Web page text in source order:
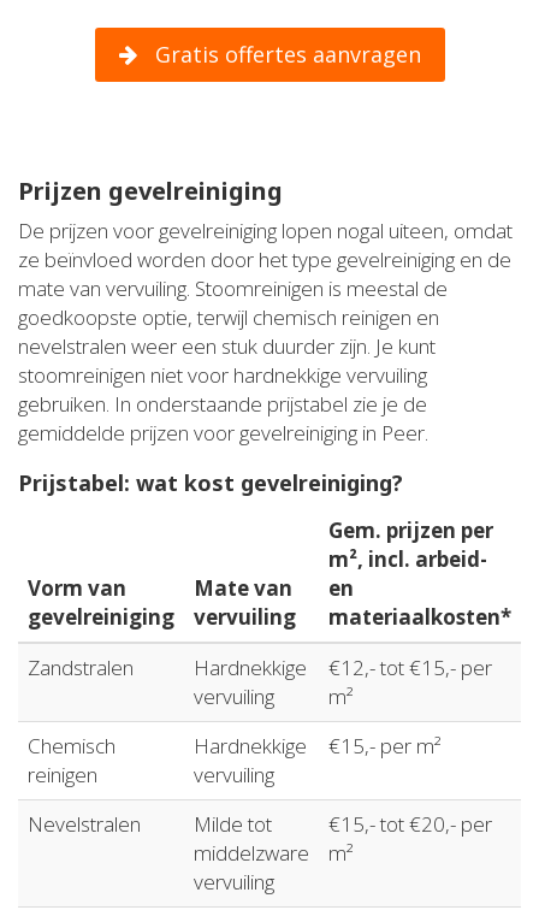
Gratis offertes aanvragen
Prijzen gevelreiniging
De prijzen voor gevelreiniging lopen nogal uiteen, omdat
ze beïnvloed worden door het type gevelreiniging en de
mate van vervuiling. Stoomreinigen is meestal de
goedkoopste optie, terwijl chemisch reinigen en
nevelstralen weer een stuk duurder zijn. Je kunt
stoomreinigen niet voor hardnekkige vervuiling
gebruiken. In onderstaande prijstabel zie je de
gemiddelde prijzen voor gevelreiniging in Peer.
Prijstabel: wat kost gevelreiniging?
Vorm van
gevelreiniging
Mate van
vervuiling
Gem. prijzen per
m², incl. arbeid-
en
materiaalkosten*
Zandstralen
Hardnekkige
vervuiling
€12,- tot €15,- per
m²
Chemisch
reinigen
Hardnekkige
vervuiling
€15,- per m²
Nevelstralen
Milde tot
middelzware
vervuiling
€15,- tot €20,- per
m²